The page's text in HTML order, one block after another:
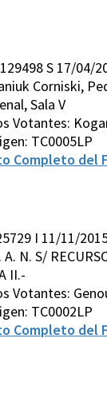
S 17/04/
Corniski,
Sala V
Votantes:
TC0005LP
Completo del
I 11/11/
N. S/
II.-
Votantes:
TC0002LP
Completo del